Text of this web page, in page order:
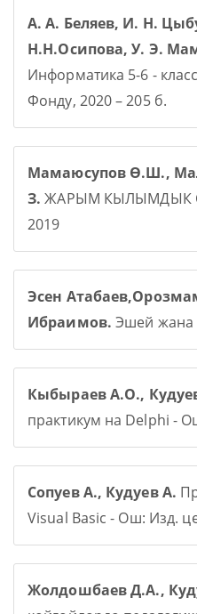
А. А. Беляев, И. Н.
Н.Н.Осипова, У. Э.
Информатика 5-6 -
Фонду, 2020 – 205 б.
Мамаюсупов Ө.Ш.,
З. ЖАРЫМ КЫЛЫМДЫК
2019
Эсен
Ибраимов. Эшей жана
Кыбыраев А.О.,
практикум на Delphi -
Сопуев А., Кудуев А.
Visual Basic - Ош: Изд.
Жолдошбаев Д.А.,